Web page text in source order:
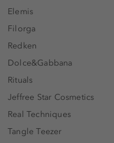
Elemis
Filorga
Redken
Dolce&Gabbana
Rituals
Jeffree Star Cosmetics
Real Techniques
Tangle Teezer